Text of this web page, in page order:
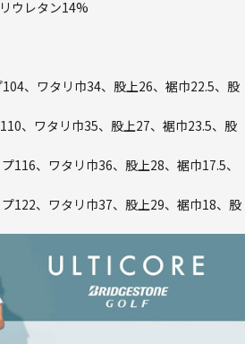
ウレタン14%
、ワタリ巾34、股上26、裾巾22.5、股
、ワタリ巾35、股上27、裾巾23.5、股
116、ワタリ巾36、股上28、裾巾17.5、
122、ワタリ巾37、股上29、裾巾18、股